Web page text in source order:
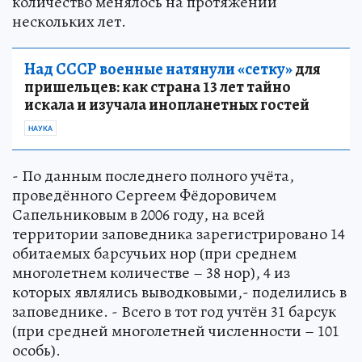
нескольких лет.
Над СССР военные натянули «сетку»для
пришельцев: как страна 13 лет тайно
искала и изучала инопланетных гостей
НАУКА
- По данным последнего полного учёта,
проведённого Сергеем Фёдоровичем
Сапельниковым в 2006 году, на всей
территории заповедника зарегистрировано 14
обитаемых барсучьих нор (при среднем
многолетнем количестве – 38 нор), 4 из
которых являлись выводковыми,- поделились в
заповеднике. - Всего в тот год учтён 31 барсук
(при средней многолетней численности – 101
особь).